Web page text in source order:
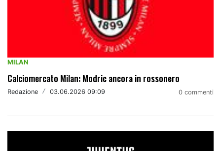
MILAN
Calciomercato Milan: Modric ancora in rossonero
Redazione / 03.06.2026 09:09 0 commenti